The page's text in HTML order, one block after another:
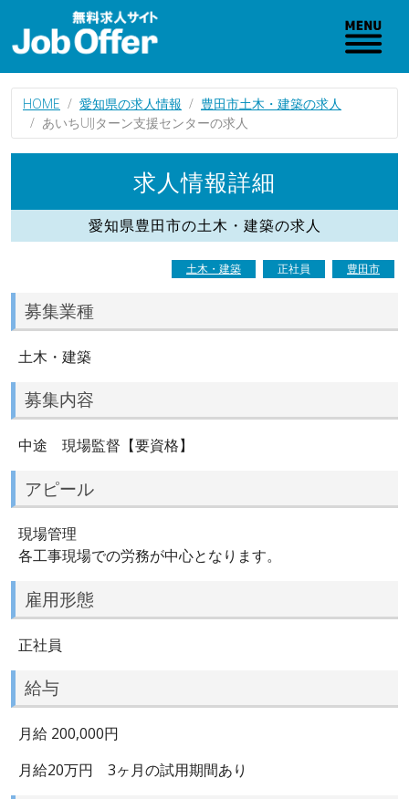
HOME 愛知県の求人情報
豊田市土木・建築の求人
あいちUIJターン支援センターの求人
求人情報詳細
愛知県豊田市の土木・建築の求人
土木・建築 正社員 豊田市
募集業種
土木・建築
募集内容
中途 現場監督【要資格】
アピール
現場管理
各工事現場での労務が中心となります。
雇用形態
正社員
給与
月給 200,000円
月給20万円 3ヶ月の試用期間あり